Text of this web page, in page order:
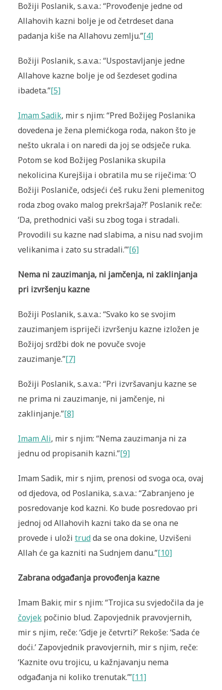
Božiji Poslanik, s.a.v.a.: “Provođenje jedne od
Allahovih kazni bolje je od četrdeset dana
padanja kiše na Allahovu zemlju.”[4]
Božiji Poslanik, s.a.v.a.: “Uspostavljanje jedne
Allahove kazne bolje je od šezdeset godina
ibadeta.”[5]
Imam Sadik, mir s njim: “Pred Božijeg Poslanika
dovedena je žena plemićkoga roda, nakon što je
nešto ukrala i on naredi da joj se odsječe ruka.
Potom se kod Božijeg Poslanika skupila
nekolicina Kurejšija i obratila mu se riječima: ‘O
Božiji Poslaniče, odsjeći ćeš ruku ženi plemenitog
roda zbog ovako malog prekršaja?!’ Poslanik reče:
‘Da, prethodnici vaši su zbog toga i stradali.
Provodili su kazne nad slabima, a nisu nad svojim
velikanima i zato su stradali.’”[6]
Nema ni zauzimanja, ni jamčenja, ni zaklinjanja
pri izvršenju kazne
Božiji Poslanik, s.a.v.a.: “Svako ko se svojim
zauzimanjem ispriječi izvršenju kazne izložen je
Božijoj srdžbi dok ne povuče svoje
zauzimanje.”[7]
Božiji Poslanik, s.a.v.a.: “Pri izvršavanju kazne se
ne prima ni zauzimanje, ni jamčenje, ni
zaklinjanje.”[8]
Imam Ali, mir s njim: “Nema zauzimanja ni za
jednu od propisanih kazni.”[9]
Imam Sadik, mir s njim, prenosi od svoga oca, ovaj
od djedova, od Poslanika, s.a.v.a.: “Zabranjeno je
posredovanje kod kazni. Ko bude posredovao pri
jednoj od Allahovih kazni tako da se ona ne
provede i uloži trudda se ona dokine, Uzvišeni
Allah će ga kazniti na Sudnjem danu.”[10]
Zabrana odgađanja provođenja kazne
Imam Bakir, mir s njim: “Trojica su svjedočila da je
čovjekpočinio blud. Zapovjednik pravovjernih,
mir s njim, reče: ‘Gdje je četvrti?’ Rekoše: ‘Sada će
doći.’ Zapovjednik pravovjernih, mir s njim, reče:
‘Kaznite ovu trojicu, u kažnjavanju nema
odgađanja ni koliko trenutak.’”[11]